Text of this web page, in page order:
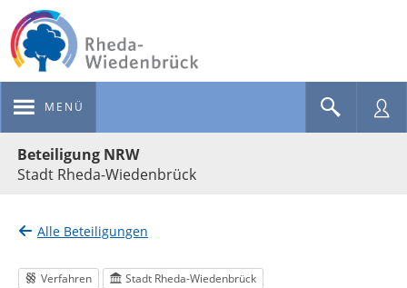
MENÜ
Beteiligung NRW
Stadt Rheda-Wiedenbrück
Alle Beteiligungen
Verfahren
Stadt Rheda-Wiedenbrück